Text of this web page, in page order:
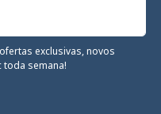
exclusivas, novos
toda semana!